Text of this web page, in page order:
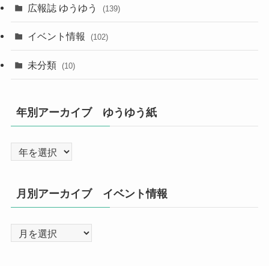
広報誌 ゆうゆう (139)
イベント情報 (102)
未分類 (10)
年別アーカイブ ゆうゆう紙
月別アーカイブ イベント情報